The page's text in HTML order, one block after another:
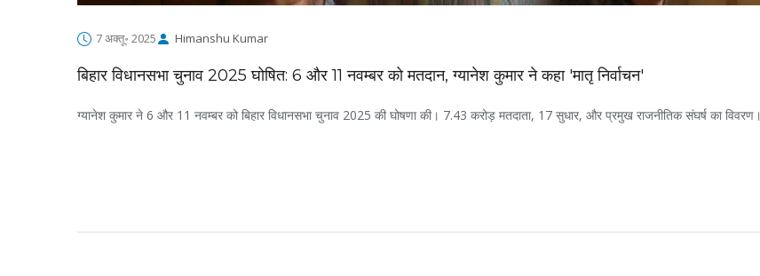
7 अक्तू॰ 2025 Himanshu Kumar
बिहार विधानसभा चुनाव 2025 घोषित: 6 और 11 नवम्बर को मतदान, ग्यानेश कुमार ने कहा 'मातृ निर्वाचन'
ग्यानेश कुमार ने 6 और 11 नवम्बर को बिहार विधानसभा चुनाव 2025 की घोषणा की। 7.43 करोड़ मतदाता, 17 सुधार, और प्रमुख राजनीतिक संघर्ष का विवरण।